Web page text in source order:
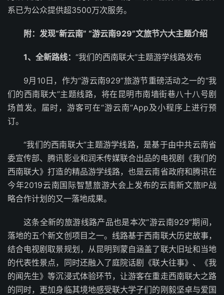
系已为公众提供超3500万次服务。
附：发现“新云南” “游云南929”文旅节六大主题介绍
1、 全新路线： “我们的西南联大”主题游学线路发布
9月10日，作为“游云南929”旅游节重磅活动之一的“我
们的西南联大”主题线路，将在昆明市南墙街巷八十八号剧
场首发。届时，游客可在“游云南”App及小程序上进行预
订。
“我们的西南联大”主题游学线路，是基于由中共云南省
委宣传部、腾讯影业和润禾传媒联合出品的电视剧《我们的
西南联大》打造的精品游学线路，也是云南省政府和腾讯在
今年2019云南国际智慧旅游大会上发布的云南新文旅IP战
略合作计划的又一落地成果。
这条全新的旅游线路产品也是本次“游云南929”期间，
落地的五个新文创项目之一。线路基于西南联大历史故事，
结合电视剧取景规划，从昆明到蒙自涵盖了联大旧址和当地
的代表性景点，同时还融入了庭院话剧《联大往事》、《我
的闻先生》等沉浸式体验环节，让游客在重走西南联大之路
的同时，更加身临其境地感受联大学子们的刚毅坚卓与爱国